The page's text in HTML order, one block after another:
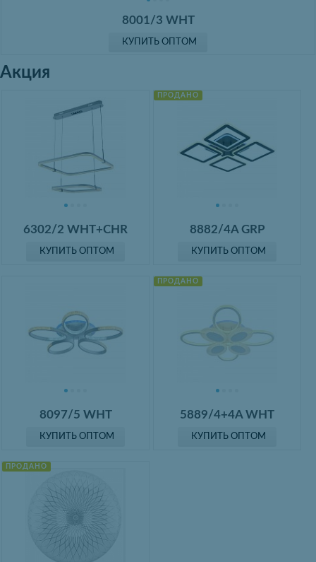
8001/3 WHT
КУПИТЬ ОПТОМ
Акция
6302/2 WHT+CHR
КУПИТЬ ОПТОМ
ПРОДАНО
8882/4A GRP
КУПИТЬ ОПТОМ
8097/5 WHT
КУПИТЬ ОПТОМ
ПРОДАНО
5889/4+4A WHT
КУПИТЬ ОПТОМ
ПРОДАНО